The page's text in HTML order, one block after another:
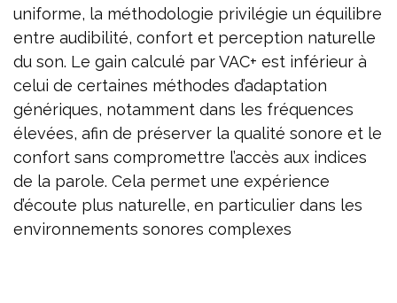
uniforme, la méthodologie privilégie un équilibre
entre audibilité, confort et perception naturelle
du son. Le gain calculé par VAC+ est inférieur à
celui de certaines méthodes d’adaptation
génériques, notamment dans les fréquences
élevées, afin de préserver la qualité sonore et le
confort sans compromettre l’accès aux indices
de la parole. Cela permet une expérience
d’écoute plus naturelle, en particulier dans les
environnements sonores complexes